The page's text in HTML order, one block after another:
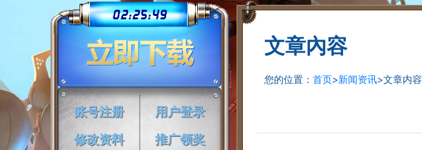
02:25:50
账号注册
用户登录
修改资料
推广领奖
文章內容
您的位置： 首页>新闻资讯>文章内容